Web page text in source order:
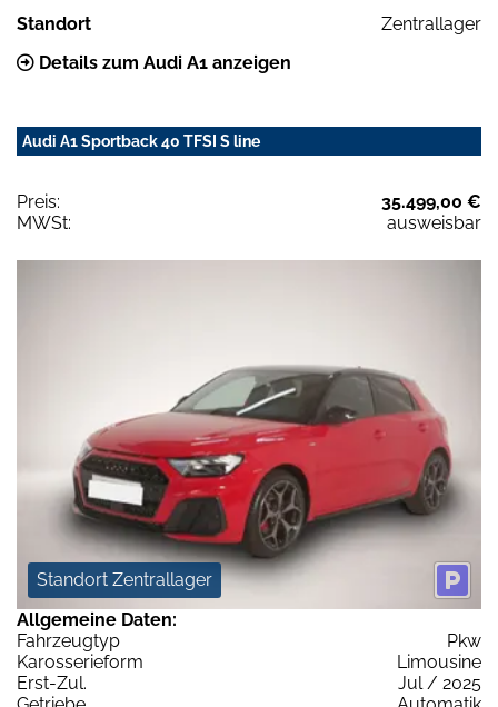
Standort
Zentrallager
Details zum Audi A1 anzeigen
Audi A1 Sportback 40 TFSI S line
Preis:
35.499,00 €
MWSt:
ausweisbar
Standort Zentrallager
Allgemeine Daten:
Fahrzeugtyp
Pkw
Karosserieform
Limousine
Erst-Zul.
Jul / 2025